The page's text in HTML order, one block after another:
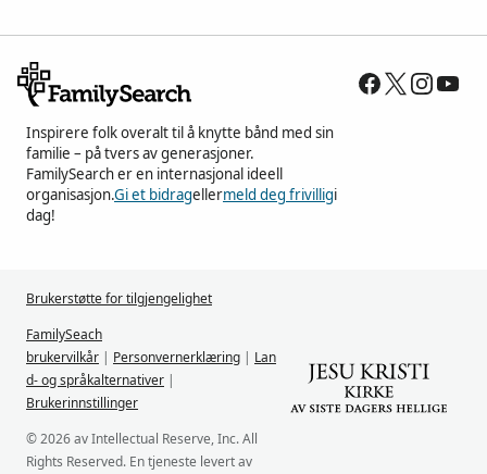
Inspirere folk overalt til å knytte bånd med sin
familie – på tvers av generasjoner.
FamilySearch er en internasjonal ideell
organisasjon.Gi et bidragellermeld deg frivilligi
dag!
Brukerstøtte for tilgjengelighet
FamilySeach
brukervilkår | Personvernerklæring | Lan
d- og språkalternativer |
Brukerinnstillinger
© 2026 av Intellectual Reserve, Inc. All
Rights Reserved. En tjeneste levert av